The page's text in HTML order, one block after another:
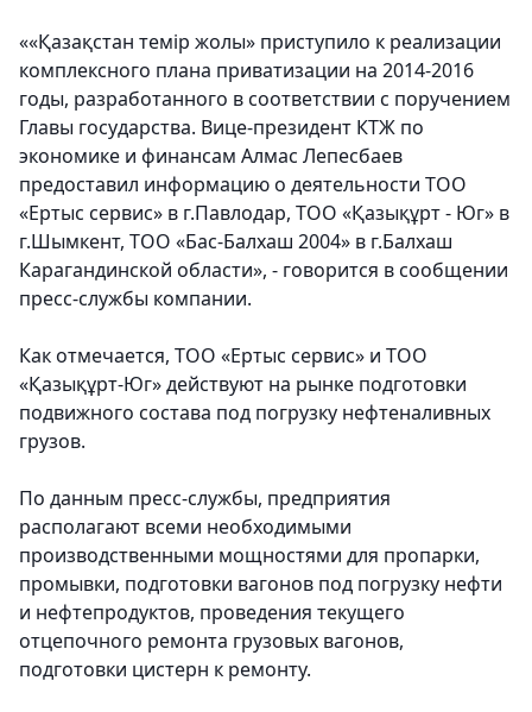
««Қазақстан темір жолы» приступило к реализации
комплексного плана приватизации на 2014-2016
годы, разработанного в соответствии с поручением
Главы государства. Вице-президент КТЖ по
экономике и финансам Алмас Лепесбаев
предоставил информацию о деятельности ТОО
«Ертыс сервис» в г.Павлодар, ТОО «Қазықұрт - Юг» в
г.Шымкент, ТОО «Бас-Балхаш 2004» в г.Балхаш
Карагандинской области», - говорится в сообщении
пресс-службы компании.
Как отмечается, ТОО «Ертыс сервис» и ТОО
«Қазықұрт-Юг» действуют на рынке подготовки
подвижного состава под погрузку нефтеналивных
грузов.
По данным пресс-службы, предприятия
располагают всеми необходимыми
производственными мощностями для пропарки,
промывки, подготовки вагонов под погрузку нефти
и нефтепродуктов, проведения текущего
отцепочного ремонта грузовых вагонов,
подготовки цистерн к ремонту.